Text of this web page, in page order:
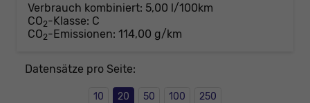
Verbrauch kombiniert: 5,00 l/100km
CO2-Klasse: C
CO2-Emissionen: 114,00 g/km
Datensätze pro Seite:
10 20 50 100 250